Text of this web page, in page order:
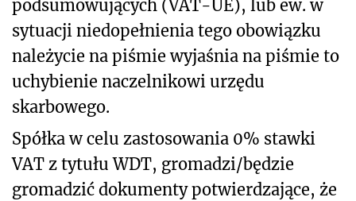
podsumowujących (VAT-UE), lub ew. w
sytuacji niedopełnienia tego obowiązku
należycie na piśmie wyjaśnia na piśmie to
uchybienie naczelnikowi urzędu
skarbowego.
Spółka w celu zastosowania 0% stawki
VAT z tytułu WDT, gromadzi/będzie
gromadzić dokumenty potwierdzające, że